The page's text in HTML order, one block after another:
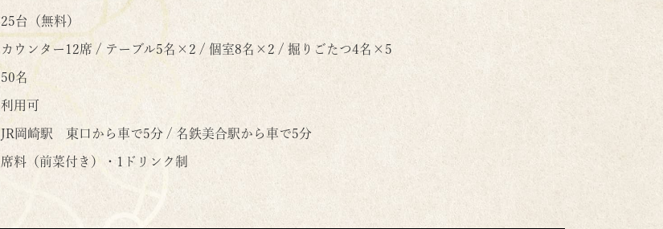
25台（無料）
カウンター12席 / テーブル5名×2 / 個室8名×2 / 掘りごたつ4名×5
50名
利用可
JR岡崎駅 東口から車で5分 / 名鉄美合駅から車で5分
席料（前菜付き）・1ドリンク制